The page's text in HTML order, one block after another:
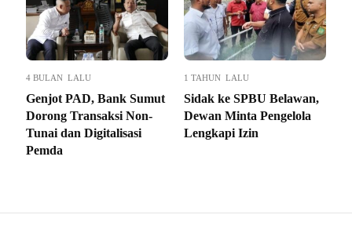
4 BULAN LALU
Genjot PAD, Bank Sumut
Dorong Transaksi Non-
Tunai dan Digitalisasi
Pemda
1 TAHUN LALU
Sidak ke SPBU Belawan,
Dewan Minta Pengelola
Lengkapi Izin